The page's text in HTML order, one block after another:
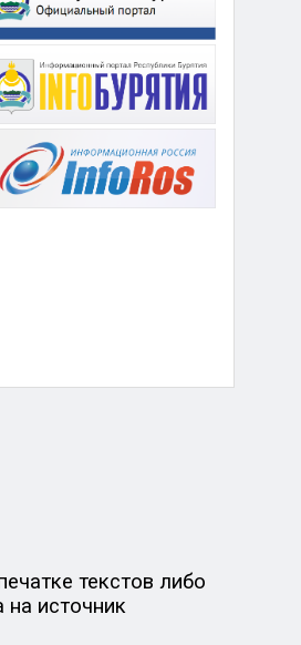
текстов либо
на источник